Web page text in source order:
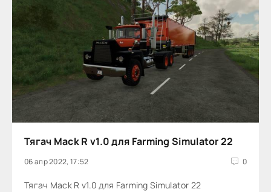
Тягач Mack R v1.0 для Farming Simulator 22
06 апр 2022, 17:52 0
Тягач Mack R v1.0 для Farming Simulator 22